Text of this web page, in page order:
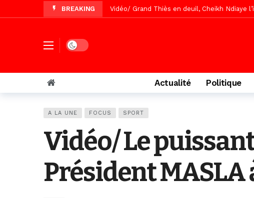
BREAKING Vidéo/Gamou Bakhdad chez Boroom
Vidéo/Chérif Nehma Aïdara Diamaguène
Tivaouane/L’hôpital Seydi El Hadji Malick
Recomposition politique : l’alternative
Vidéo/ Gamou de Keur Mame El Hadji,
Vidéo/ Magal 2026, le train a transporté
Dark mode
Actualité Politique
A LA UNE FOCUS SPORT
Vidéo/ Le
Président